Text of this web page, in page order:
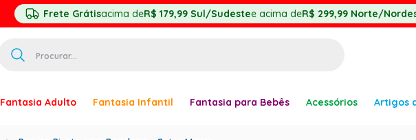
Frete Grátisacima deR$ 179,99 Sul/Sudestee acima deR$ 299,99 Norte/
Fantasia Adulto Fantasia Infantil Fantasia para Bebês Acessórios Artigos
princesa